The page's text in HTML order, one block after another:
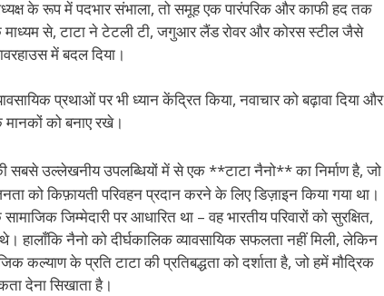
के रूप में पदभार संभाला, तो समूह एक पारंपरिक और काफी हद तक
माध्यम से, टाटा ने टेटली टी, जगुआर लैंड रोवर और कोरस स्टील जैसे
में बदल दिया।
प्रथाओं पर भी ध्यान केंद्रित किया, नवाचार को बढ़ावा दिया और
को बनाए रखे।
सबसे उल्लेखनीय उपलब्धियों में से एक **टाटा नैनो** का निर्माण है, जो
को किफ़ायती परिवहन प्रदान करने के लिए डिज़ाइन किया गया था।
जिम्मेदारी पर आधारित था – वह भारतीय परिवारों को सुरक्षित,
हालाँकि नैनो को दीर्घकालिक व्यावसायिक सफलता नहीं मिली, लेकिन
कल्याण के प्रति टाटा की प्रतिबद्धता को दर्शाता है, जो हमें मौद्रिक
देना सिखाता है।